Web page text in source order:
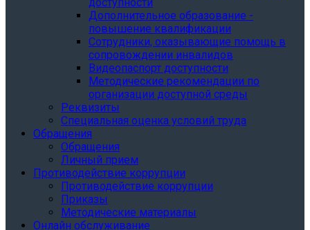
Дополнительное образование -
повышение квалификации
Сотрудники, оказывающие помощь в
сопровождении инвалидов
Видеопаспорт доступности
Методические рекомендации по
организации доступной среды
Реквизиты
Специальная оценка условий труда
Обращения
Обращения
Личный прием
Противодействие коррупции
Противодействие коррупции
Приказы
Методические материалы
Онлайн обслуживание